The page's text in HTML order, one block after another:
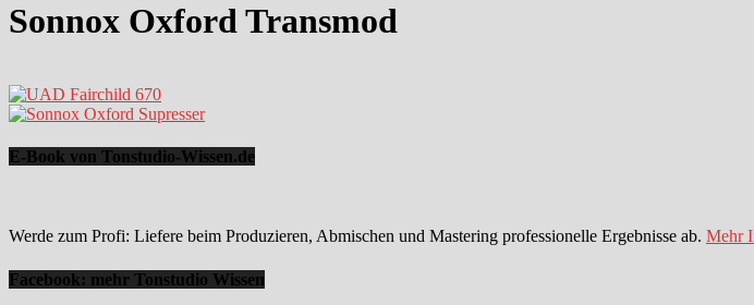
Sonnox Oxford Transmod
E-Book von Tonstudio-Wissen.de
Werde zum Profi: Liefere beim Produzieren, Abmischen und Mastering professionelle Ergebnisse ab. Mehr
Facebook: mehr Tonstudio Wissen